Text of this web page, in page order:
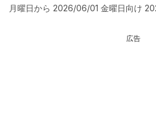
月曜日から 2026/06/01 金曜日向け
広告